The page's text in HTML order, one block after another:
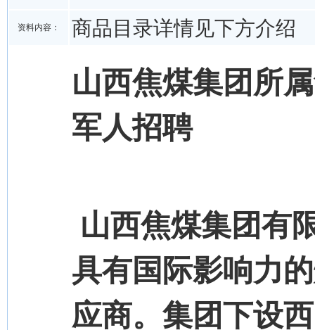
资料内容： 商品目录详情见下方介绍
山西焦煤集团所
军人招聘
山西焦煤集团有
具有国际影响力
应商。集团下设